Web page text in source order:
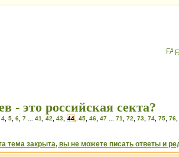
- это российская секта?
4 5 6 7 41 42 43 44 45 46 47 71 72 73 74 75 76